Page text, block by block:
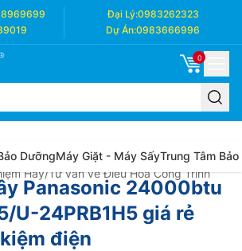
Đại Lý:0983262323
Dự Án:0983666996
0
DưỡngMáy Giặt - Máy SấyTrung Tâm Bảo
Hay/Tư vấn về Điều Hòa Công Trình
Panasonic 24000btu
U-24PRB1H5 giá rẻ
điện